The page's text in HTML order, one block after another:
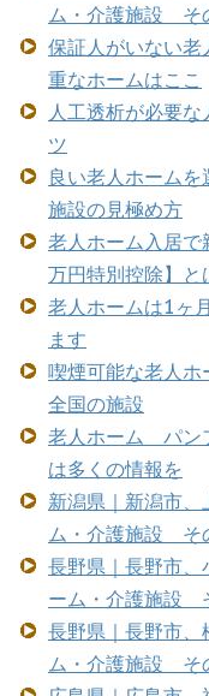
ム・介護施設 そ
保証人がいない
重なホームはここ
人工透析が必要
ツ
良い老人ホーム
施設の見極め方
老人ホーム入居
万円特別控除】と
老人ホームは1ヶ
ます
喫煙可能な老人
全国の施設
老人ホーム パン
は多くの情報を
新潟県｜新潟市
ム・介護施設 そ
長野県｜長野市
ーム・介護施設
長野県｜長野市
ム・介護施設 そ